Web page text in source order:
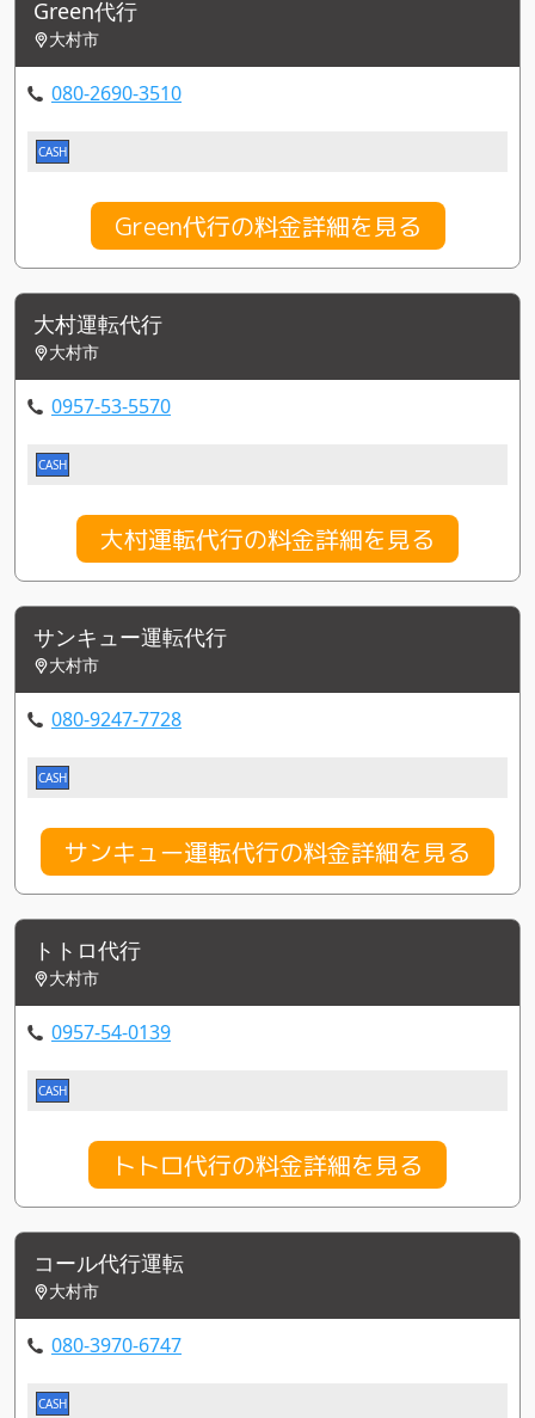
Green代行
大村市
080-2690-3510
CASH
Green代行の料金詳細を見る
大村運転代行
大村市
0957-53-5570
CASH
大村運転代行の料金詳細を見る
サンキュー運転代行
大村市
080-9247-7728
CASH
サンキュー運転代行の料金詳細を見る
トトロ代行
大村市
0957-54-0139
CASH
トトロ代行の料金詳細を見る
コール代行運転
大村市
080-3970-6747
CASH